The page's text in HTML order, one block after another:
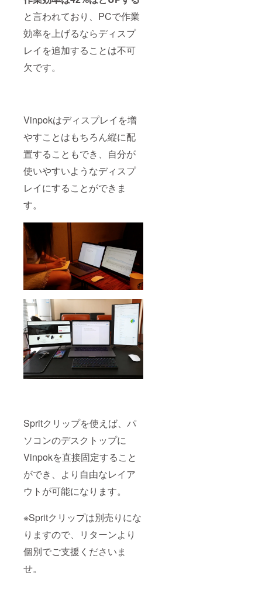
と言われており、PCで作業
効率を上げるならディスプ
レイを追加することは不可
欠です。
Vinpokはディスプレイを増
やすことはもちろん縦に配
置することもでき、自分が
使いやすいようなディスプ
レイにすることができま
す。
Spritクリップを使えば、パ
ソコンのデスクトップに
Vinpokを直接固定すること
ができ、より自由なレイア
ウトが可能になります。
※Spritクリップは別売りにな
りますので、リターンより
個別でご支援くださいま
せ。